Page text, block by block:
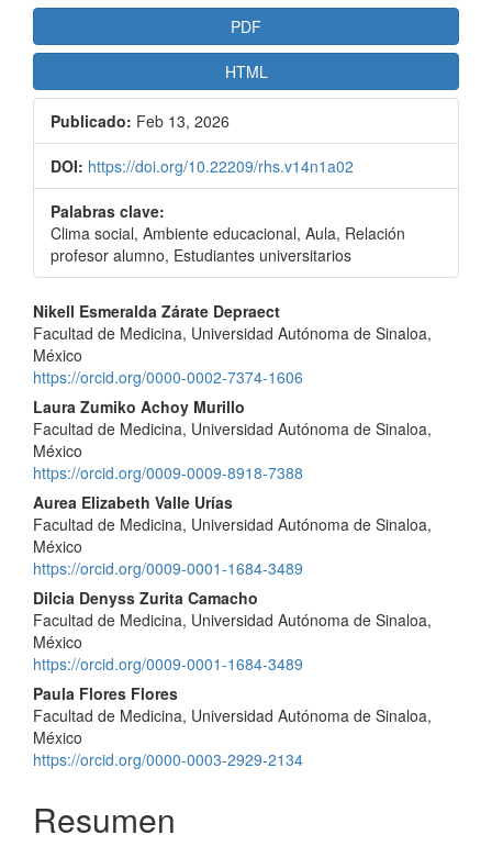
PDF
HTML
Publicado: Feb 13, 2026
DOI: https://doi.org/10.22209/rhs.v14n1a02
Palabras clave:
Clima social, Ambiente educacional, Aula, Relación
profesor alumno, Estudiantes universitarios
Contenido
principal
del
artículo
Nikell Esmeralda Zárate Depraect
Facultad de Medicina, Universidad Autónoma de Sinaloa,
México
https://orcid.org/0000-0002-7374-1606
Laura Zumiko Achoy Murillo
Facultad de Medicina, Universidad Autónoma de Sinaloa,
México
https://orcid.org/0009-0009-8918-7388
Aurea Elizabeth Valle Urías
Facultad de Medicina, Universidad Autónoma de Sinaloa,
México
https://orcid.org/0009-0001-1684-3489
Dilcia Denyss Zurita Camacho
Facultad de Medicina, Universidad Autónoma de Sinaloa,
México
https://orcid.org/0009-0001-1684-3489
Paula Flores Flores
Facultad de Medicina, Universidad Autónoma de Sinaloa,
México
https://orcid.org/0000-0003-2929-2134
Resumen